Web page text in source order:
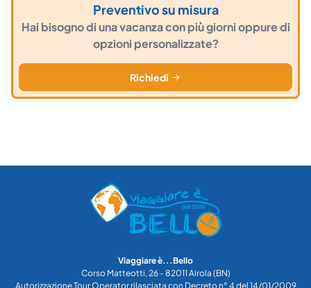
Preventivo su misura
Hai bisogno di una vacanza con più giorni oppure di
opzioni personalizzate?
Richiedi
Viaggiare è...Bello
Corso Matteotti, 26 - 82011 Airola (BN)
Autorizzazione Tour Operator rilasciata con Decreto n° 4 del 14/01/2009